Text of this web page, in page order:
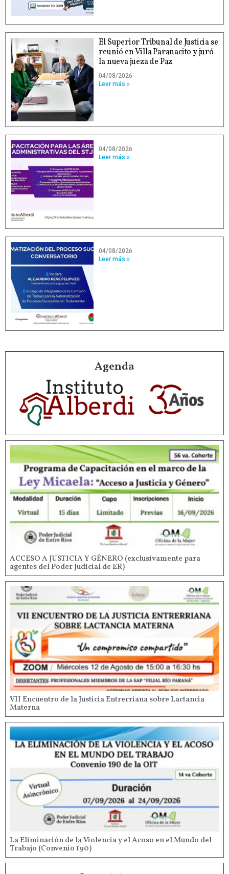
El Superior Tribunal de Justicia se
reunió en Villa Paranacito y juró
la nueva jueza de Paz
04/08/2026
Leer más »
04/08/2026
Leer más »
04/08/2026
Leer más »
Agenda
ACCESO A JUSTICIA Y GÉNERO (exclusivamente para
agentes del Poder Judicial de ER)
VII Encuentro de la Justicia Entrerriana sobre Lactancia
Materna
La Eliminación de la Violencia y el Acoso en el Mundo del
Trabajo (Convenio 190)